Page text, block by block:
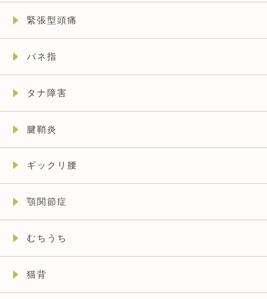
緊張型頭痛
バネ指
タナ障害
腱鞘炎
ギックリ腰
顎関節症
むちうち
猫背